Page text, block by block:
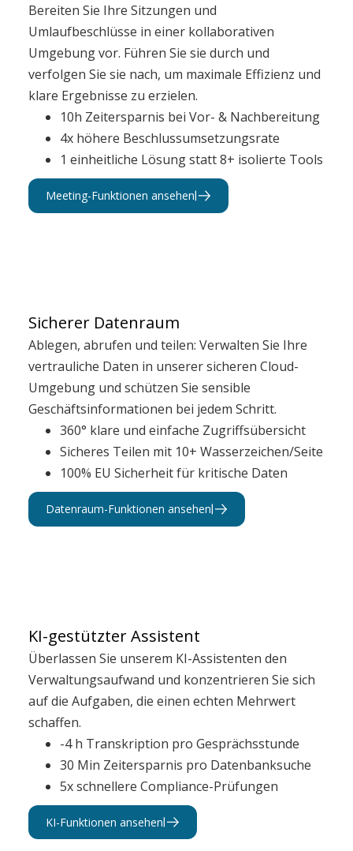
Bereiten Sie Ihre Sitzungen und
Umlaufbeschlüsse in einer kollaborativen
Umgebung vor. Führen Sie sie durch und
verfolgen Sie sie nach, um maximale Effizienz und
klare Ergebnisse zu erzielen.
10h Zeitersparnis bei Vor- & Nachbereitung
4x höhere Beschlussumsetzungsrate
1 einheitliche Lösung statt 8+ isolierte Tools
Meeting-Funktionen ansehen
Sicherer Datenraum
Ablegen, abrufen und teilen: Verwalten Sie Ihre
vertrauliche Daten in unserer sicheren Cloud-
Umgebung und schützen Sie sensible
Geschäftsinformationen bei jedem Schritt.
360° klare und einfache Zugriffsübersicht
Sicheres Teilen mit 10+ Wasserzeichen/Seite
100% EU Sicherheit für kritische Daten
Datenraum-Funktionen ansehen
KI-gestützter Assistent
Überlassen Sie unserem KI-Assistenten den
Verwaltungsaufwand und konzentrieren Sie sich
auf die Aufgaben, die einen echten Mehrwert
schaffen.
-4 h Transkription pro Gesprächsstunde
30 Min Zeitersparnis pro Datenbanksuche
5x schnellere Compliance-Prüfungen
KI-Funktionen ansehen